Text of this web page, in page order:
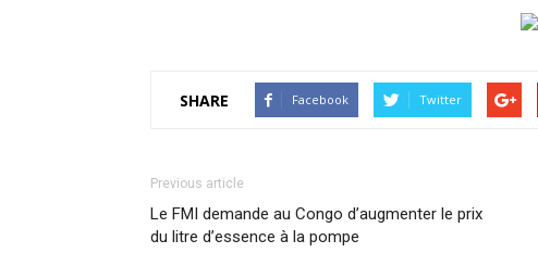
SHARE Facebook Twitter
Previous article
Le FMI demande au Congo d’augmenter le prix
du litre d’essence à la pompe